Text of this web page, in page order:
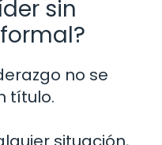
sin
no se
título.